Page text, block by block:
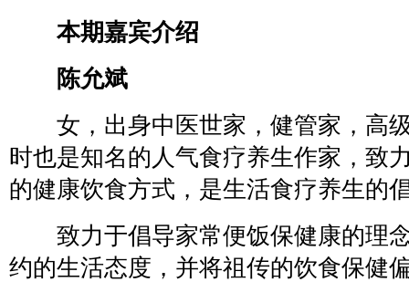
本期嘉宾介绍
陈允斌
女，出身中医世家，健管家，高
时也是知名的人气食疗养生作家，致
的健康饮食方式，是生活食疗养生的
致力于倡导家常便饭保健康的理
约的生活态度，并将祖传的饮食保健